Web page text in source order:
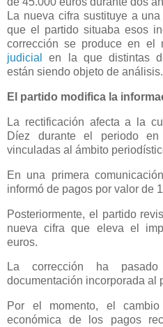
La nueva cifra sustituye a
que el partido situaba esos
corrección se produce en el
judicial
en la que distintas
están siendo objeto de análisis.
El partido modifica la
La rectificación afecta a la
Díez durante el periodo
vinculadas al ámbito
En una primera
informó de pagos por valor de
Posteriormente, el partido
nueva cifra que eleva el
euros.
La corrección ha
documentación incorporada al
Por el momento, el
económica de los pagos